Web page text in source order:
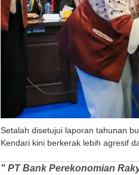
Setalah disetujui laporan tahunan
Kendari kini berkerak lebih agresif
" PT Bank Perekonomian